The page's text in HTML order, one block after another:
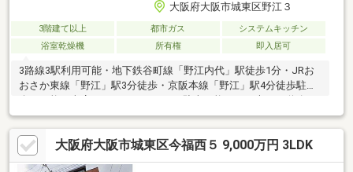
大阪府大阪市城東区野江３
3階建て以上 都市ガス
システムキッチン
浴室乾燥機
所有権 即入居可
3路線3駅利用可能・地下鉄谷町線「野江内代」駅徒歩1分・JRお
おさか東線「野江」駅3分徒歩・京阪本線「野江」駅4分徒歩駐車
ら1本中に入りますので、閑静な住宅地です。室内綺麗にお使い
で、リフォーム無しで即入居可能です。
大阪府大阪市城東区今福西５ 9,000万円 3LDK